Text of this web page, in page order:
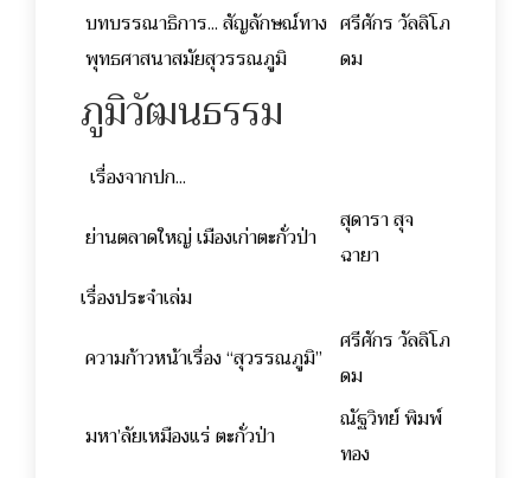
บทบรรณาธิการ... สัญลักษณ์ทาง
พุทธศาสนาสมัยสุวรรณภูมิ
ศรีศักร วัลลิโภ
ดม
ภูมิวัฒนธรรม
เรื่องจากปก...
ย่านตลาดใหญ่ เมืองเก่าตะกั่วป่า
สุดารา สุจ
ฉายา
เรื่องประจำเล่ม
ความก้าวหน้าเรื่อง “สุวรรณภูมิ”
ศรีศักร วัลลิโภ
ดม
มหา’ลัยเหมืองแร่ ตะกั่วป่า
ณัฐวิทย์ พิมพ์
ทอง